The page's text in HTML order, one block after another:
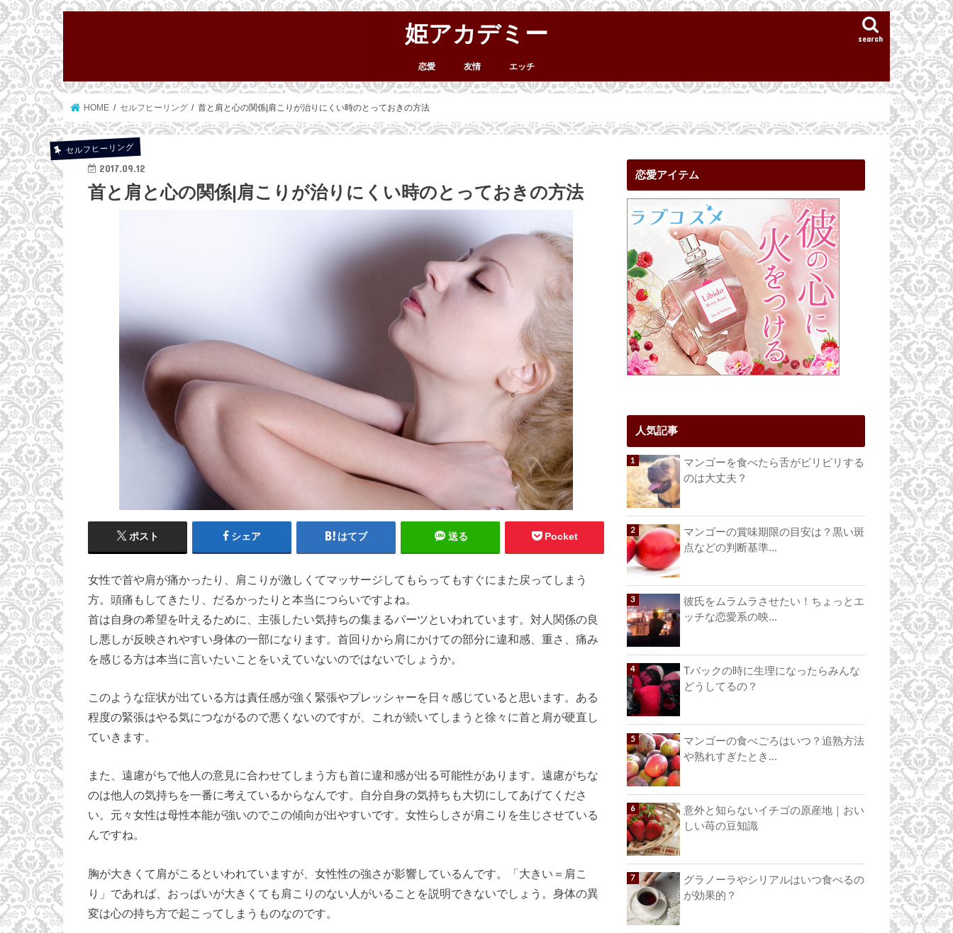
姫アカデミー search
恋愛 友情 エッチ
HOME セルフヒーリング 首と肩と心の関係|肩こりが治りにくい時のとっておきの方法
セルフヒーリング
2017.09.12
首と肩と心の関係|肩こりが治りにくい時のとっておきの方法
ポスト シェア はてブ 送る Pocket
女性で首や肩が痛かったり、肩こりが激しくてマッサージしてもらってもすぐにまた戻ってしまう
方。頭痛もしてきたリ、だるかったりと本当につらいですよね。
首は自身の希望を叶えるために、主張したい気持ちの集まるパーツといわれています。対人関係の良
し悪しが反映されやすい身体の一部になります。首回りから肩にかけての部分に違和感、重さ、痛み
を感じる方は本当に言いたいことをいえていないのではないでしょうか。
このような症状が出ている方は責任感が強く緊張やプレッシャーを日々感じていると思います。ある
程度の緊張はやる気につながるので悪くないのですが、これが続いてしまうと徐々に首と肩が硬直し
ていきます。
また、遠慮がちで他人の意見に合わせてしまう方も首に違和感が出る可能性があります。遠慮がちな
のは他人の気持ちを一番に考えているからなんです。自分自身の気持ちも大切にしてあげてくださ
い。元々女性は母性本能が強いのでこの傾向が出やすいです。女性らしさが肩こりを生じさせている
んですね。
胸が大きくて肩がこるといわれていますが、女性性の強さが影響しているんです。「大きい＝肩こ
り」であれば、おっぱいが大きくても肩こりのない人がいることを説明できないでしょう。身体の異
変は心の持ち方で起こってしまうものなのです。
恋愛アイテム
人気記事
マンゴーを食べたら舌がピリピリする
のは大丈夫？
マンゴーの賞味期限の目安は？黒い斑
点などの判断基準...
彼氏をムラムラさせたい！ちょっとエ
ッチな恋愛系の映...
Tバックの時に生理になったらみんな
どうしてるの？
マンゴーの食べごろはいつ？追熟方法
や熟れすぎたとき...
意外と知らないイチゴの原産地｜おい
しい苺の豆知識
グラノーラやシリアルはいつ食べるの
が効果的？